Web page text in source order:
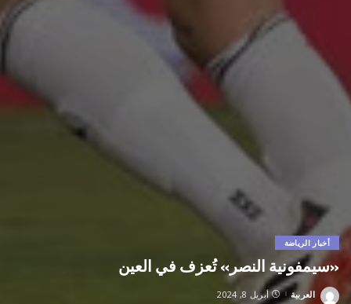
أخبار الرياضة
«سيمفونية النصر» تُعزف في العين
Posted
العربية أبريل 8, 2024